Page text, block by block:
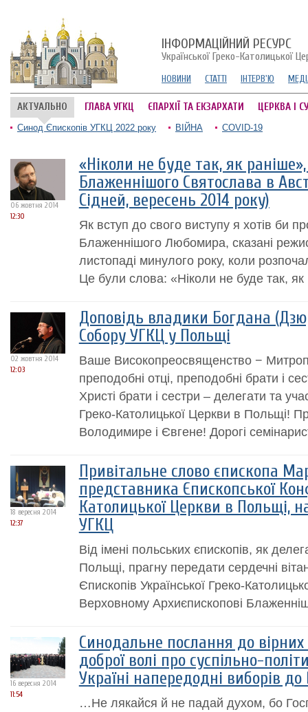
ІНФОРМАЦІЙНИЙ РЕСУРС
Української Греко-Католицької
НОВИНИ СТАТТІ ІНТЕРВ'Ю
АКТУАЛЬНО ГЛАВА УГКЦ ЄПАРХІЇ ТА ЕКЗАРХАТИ ЦЕРКВА І
Синод Єпископів УГКЦ 2022 року ВІЙНА COVID-19
06 жовтня 2014
12:30
«Ніколи не буде так, як
Блаженнішого Святослава в
Сідней, вересень 2014 року)
Як вступ до свого виступу я хотів би
Блаженнішого Любомира, сказані
листопаді минулого року, коли
Це були слова: «Ніколи не буде так, як
02 жовтня 2014
12:03
Доповідь владики Богдана
Собору УГКЦ у Польщі
Ваше Високопреосвященство −
преподобні отці, преподобні брати і
Христі брати і сестри – делегати та
Греко-Католицької Церкви в Польщі!
Володимире і Євгене! Дорогі
18 вересня 2014
12:37
Привітальне слово єпископа
представника Єпископської
Католицької Церкви в Польщі,
УГКЦ
Від імені польських єпископів, як
Польщі, прагну передати сердечні
Єпископів Української Греко-
Верховному Архиєпископові
16 вересня 2014
11:54
Синодальне послання до
доброї волі про суспільно-
Україні напередодні виборів
…Не лякайся й не падай духом, бо